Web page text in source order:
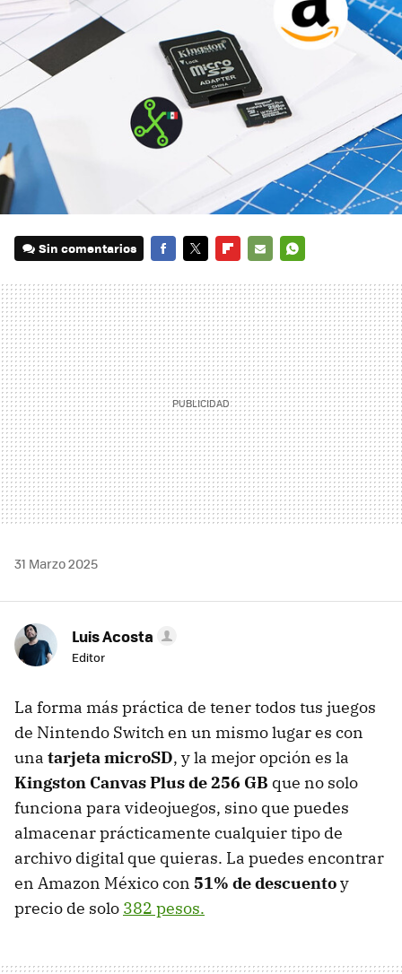
Sin comentarios
MAIL
31 Marzo 2025
Luis Acosta
Editor
La forma más práctica de tener todos tus juegos
de Nintendo Switch en un mismo lugar es con
una tarjeta microSD, y la mejor opción es la
Kingston Canvas Plus de 256 GB que no solo
funciona para videojuegos, sino que puedes
almacenar prácticamente cualquier tipo de
archivo digital que quieras. La puedes encontrar
en Amazon México con 51% de descuentoy
precio de solo 382 pesos.